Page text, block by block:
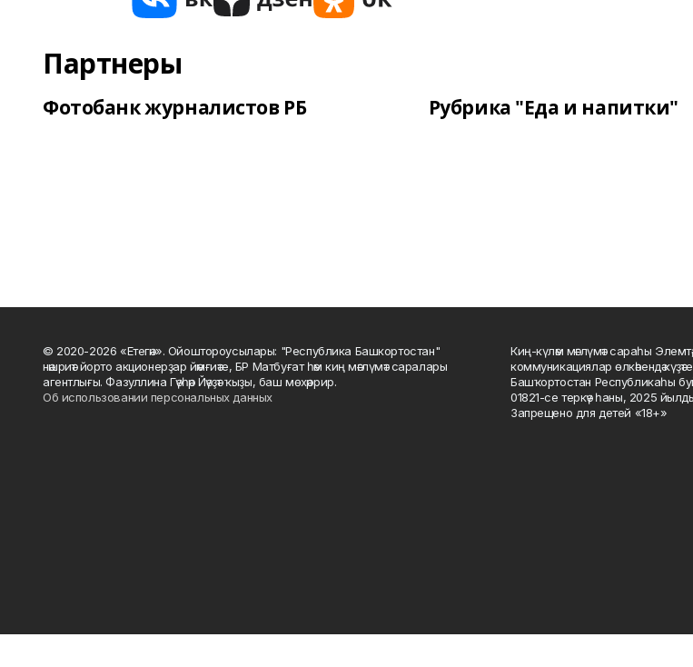
Партнеры
Фотобанк журналистов РБ Рубрика "Еда и напитки"
© 2020-2026 «Етегән». Ойоштороусылары: "Республика Башкортостан"
нәшриәт йорто акционерҙар йәмғиәте, БР Матбуғат һәм киң мәғлүмәт саралары
агентлығы. Фазуллина Гәүһәр Йәүҙәт ҡыҙы, баш мөхәррир.
Об использовании персональных данных
Киң-күләм мәғлүмәт сараһы
коммуникациялар өлкәһендә
Башҡортостан Республикаһы
01821-се теркәү һаны, 2025
Запрещено для детей «18+»